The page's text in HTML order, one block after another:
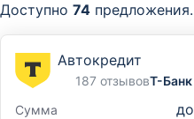
Доступно 74 предложения.
Автокредит
187 отзывовТ-Банк
Сумма
до